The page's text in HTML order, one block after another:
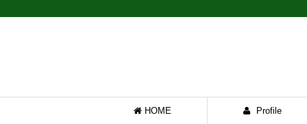
HOME Profile